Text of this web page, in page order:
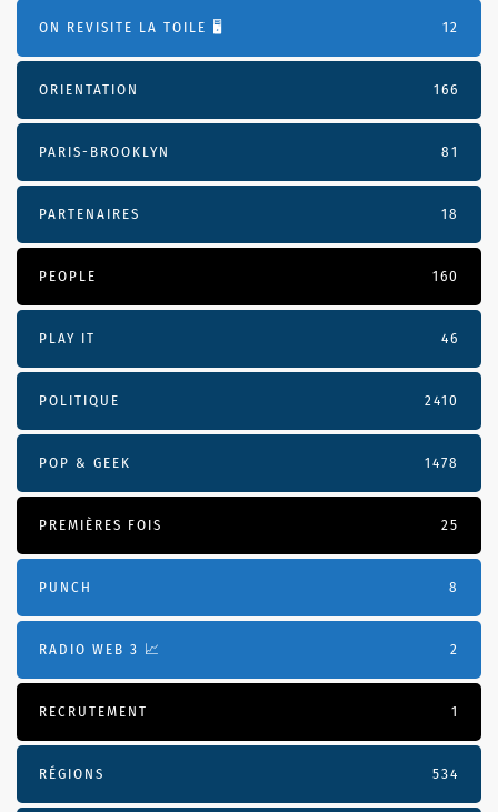
ON REVISITE LA TOILE 🖥️ 12
ORIENTATION 166
PARIS-BROOKLYN 81
PARTENAIRES 18
PEOPLE 160
PLAY IT 46
POLITIQUE 2410
POP & GEEK 1478
PREMIÈRES FOIS 25
PUNCH 8
RADIO WEB 3 📈 2
RECRUTEMENT 1
RÉGIONS 534